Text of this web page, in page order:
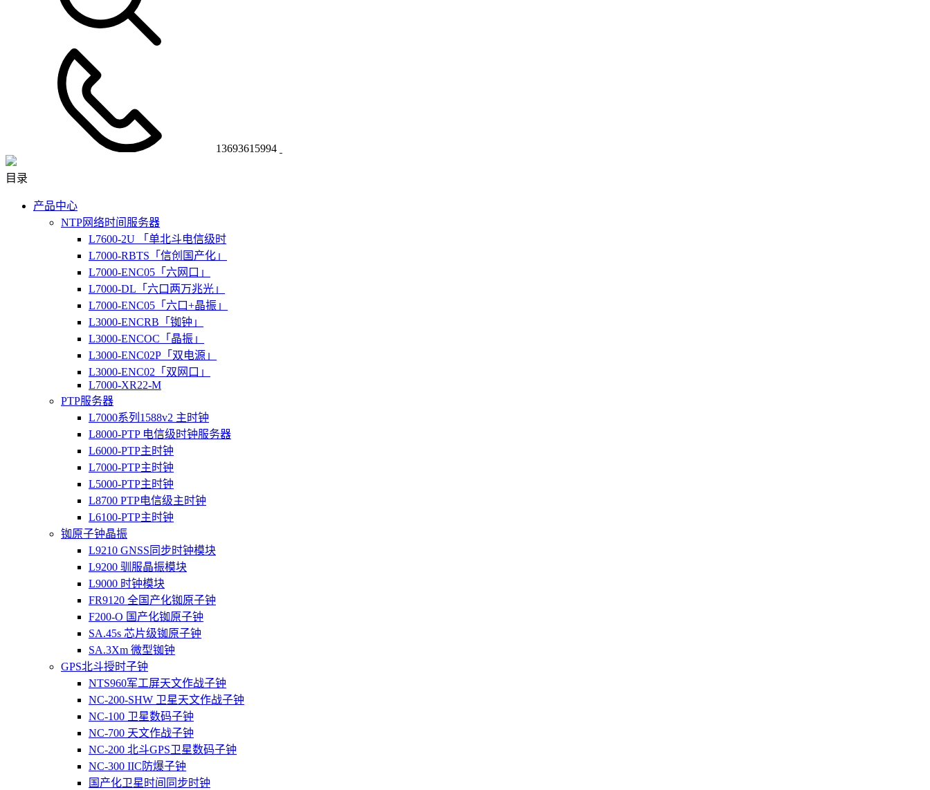
13693615994
目录
产品中心
NTP网络时间服务器
L7600-2U 「单北斗电信级时
L7000-RBTS「信创国产化」
L7000-ENC05「六网口」
L7000-DL「六口两万兆光」
L7000-ENC05「六口+晶振」
L3000-ENCRB「铷钟」
L3000-ENCOC「晶振」
L3000-ENC02P「双电源」
L3000-ENC02「双网口」
L7000-XR22-M
PTP服务器
L7000系列1588v2 主时钟
L8000-PTP 电信级时钟服务器
L6000-PTP主时钟
L7000-PTP主时钟
L5000-PTP主时钟
L8700 PTP电信级主时钟
L6100-PTP主时钟
铷原子钟晶振
L9210 GNSS同步时钟模块
L9200 驯服晶振模块
L9000 时钟模块
FR9120 全国产化铷原子钟
F200-O 国产化铷原子钟
SA.45s 芯片级铷原子钟
SA.3Xm 微型铷钟
GPS北斗授时子钟
NTS960军工屏天文作战子钟
NC-200-SHW 卫星天文作战子钟
NC-100 卫星数码子钟
NC-700 天文作战子钟
NC-200 北斗GPS卫星数码子钟
NC-300 IIC防爆子钟
国产化卫星时间同步时钟